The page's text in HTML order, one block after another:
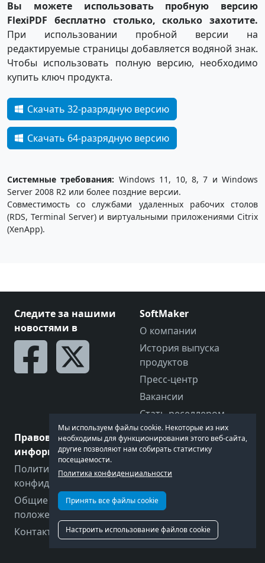
Вы можете использовать пробную версию
FlexiPDF бесплатно столько, сколько захотите.
При использовании пробной версии на
редактируемые страницы добавляется водяной знак.
Чтобы использовать полную версию, необходимо
купить ключ продукта.
Скачать 32-разрядную версию
Скачать 64-разрядную версию
Системные требования: Windows 11, 10, 8, 7 и Windows
Server 2008 R2 или более поздние версии.
Совместимость со службами удаленных рабочих столов
(RDS, Terminal Server) и виртуальными приложениями Citrix
(XenApp).
Мы используем файлы cookie. Некоторые из них
необходимы для функционирования этого веб-сайта,
другие позволяют нам собирать статистику
посещаемости.
Политика конфиденциальности
Принять все файлы cookie
Настроить использование файлов cookie
Следите за нашими
новостями в
SoftMaker
О компании
История выпуска
продуктов
Пресс-центр
Вакансии
Стать реселлером
Правовая
информация
Политика
конфиденциальности
Общие условия и
положения
Контактные данные
Давайте поговорим
Обратная связь
Форум
Контакты
Техническая поддержка